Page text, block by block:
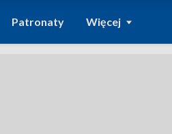
Patronaty Więcej